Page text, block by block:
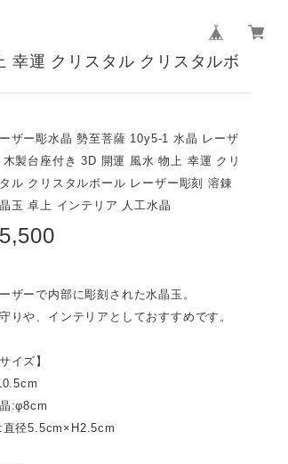
幸運 クリスタル クリスタルボ
ザー彫水晶 勢至菩薩 10y5-1 水晶 レーザ
木製台座付き 3D 開運 風水 物上 幸運 クリ
ル クリスタルボール レーザー彫刻 溶錬
玉 卓上 インテリア 人工水晶
ザーで内部に彫刻された水晶玉。
りや、インテリアとしておすすめです。
サイズ】
:φ8cm
直径5.5cm×H2.5cm